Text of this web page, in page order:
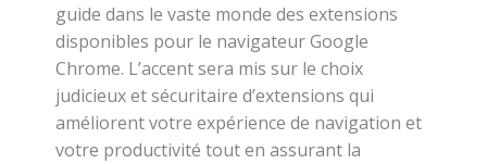
guide dans le vaste monde des extensions
disponibles pour le navigateur Google
Chrome. L’accent sera mis sur le choix
judicieux et sécuritaire d’extensions qui
améliorent votre expérience de navigation et
votre productivité tout en assurant la